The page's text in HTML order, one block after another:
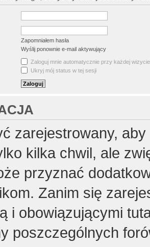
Zapomniałem hasła
Wyślij ponownie e-mail aktywujący
Zaloguj mnie automatycznie przy każdej wizycie
Ukryj mój status w tej sesji
zarejestrowany,
kilka chwil, ale
przyznać
Zanim się
i obowiązującymi
poszczególnych